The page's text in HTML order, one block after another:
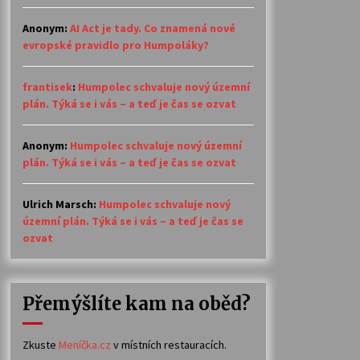
Anonym: AI Act je tady. Co znamená nové
evropské pravidlo pro Humpoláky?
frantisek: Humpolec schvaluje nový územní
plán. Týká se i vás – a teď je čas se ozvat
Anonym: Humpolec schvaluje nový územní
plán. Týká se i vás – a teď je čas se ozvat
Ulrich Marsch: Humpolec schvaluje nový
územní plán. Týká se i vás – a teď je čas se
ozvat
Přemýšlíte kam na oběd?
Zkuste Meníčka.cz v místních restauracích.